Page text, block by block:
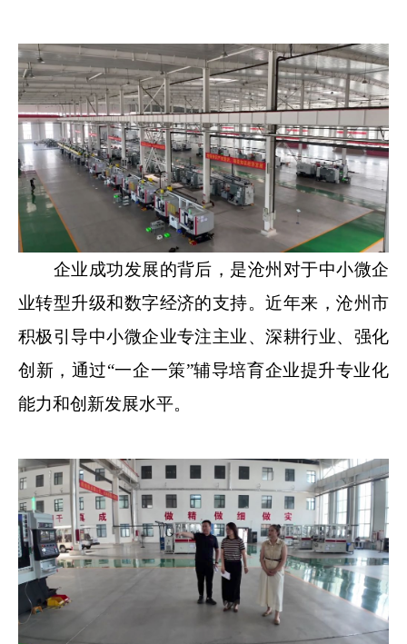
企业成功发展的背后，是沧州对于中小微企
业转型升级和数字经济的支持。近年来，沧州市
积极引导中小微企业专注主业、深耕行业、强化
创新，通过“一企一策”辅导培育企业提升专业化
能力和创新发展水平。